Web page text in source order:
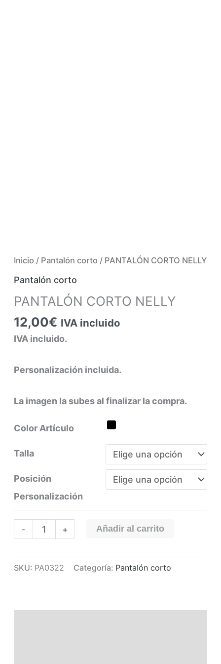
Inicio / Pantalón corto / PANTALÓN CORTO NELLY
Pantalón corto
PANTALÓN CORTO NELLY
12,00€ IVA incluido
IVA incluido.
Personalización incluida.
La imagen la subes al finalizar la compra.
Color Artículo
Talla
Posición
Personalización
-
PANTALÓN
CORTO
cantidad
+ Añadir al carrito
SKU: PA0322 Categoría: Pantalón corto